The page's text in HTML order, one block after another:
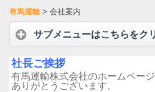
有馬運輸 > 会社案内
サブメニューはこちらをク
社長ご挨拶
有馬運輸株式会社のホームペー
ありがとうございます。